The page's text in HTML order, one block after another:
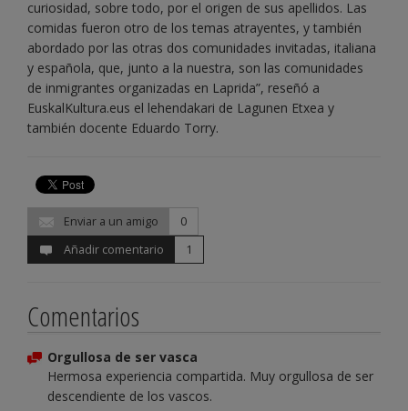
curiosidad, sobre todo, por el origen de sus apellidos. Las
comidas fueron otro de los temas atrayentes, y también
abordado por las otras dos comunidades invitadas, italiana
y española, que, junto a la nuestra, son las comunidades
de inmigrantes organizadas en Laprida”, reseñó a
EuskalKultura.eus el lehendakari de Lagunen Etxea y
también docente Eduardo Torry.
Enviar a un amigo
0
Añadir comentario
1
Comentarios
Orgullosa de ser vasca
Hermosa experiencia compartida. Muy orgullosa de ser
descendiente de los vascos.